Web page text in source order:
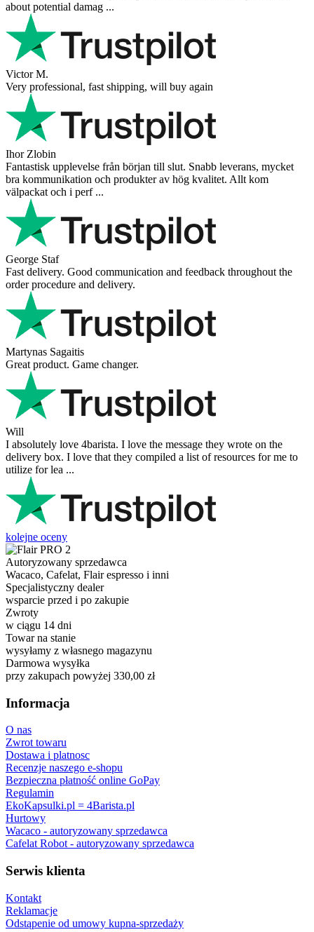
about potential damag ...
Victor M.
Very professional, fast shipping, will buy again
Ihor Zlobin
Fantastisk upplevelse från början till slut. Snabb leverans, mycket
bra kommunikation och produkter av hög kvalitet. Allt kom
välpackat och i perf ...
George Staf
Fast delivery. Good communication and feedback throughout the
order procedure and delivery.
Martynas Sagaitis
Great product. Game changer.
Will
I absolutely love 4barista. I love the message they wrote on the
delivery box. I love that they compiled a list of resources for me to
utilize for lea ...
kolejne oceny
Autoryzowany sprzedawca
Wacaco, Cafelat, Flair espresso i inni
Specjalistyczny dealer
wsparcie przed i po zakupie
Zwroty
w ciągu 14 dni
Towar na stanie
wysyłamy z własnego magazynu
Darmowa wysyłka
przy zakupach powyżej 330,00 zł
Informacja
O nas
Zwrot towaru
Dostawa i platnosc
Recenzje naszego e-shopu
Bezpieczna płatność online GoPay
Regulamin
EkoKapsulki.pl = 4Barista.pl
Hurtowy
Wacaco - autoryzowany sprzedawca
Cafelat Robot - autoryzowany sprzedawca
Serwis klienta
Kontakt
Reklamacje
Odstąpenie od umowy kupna-sprzedaży